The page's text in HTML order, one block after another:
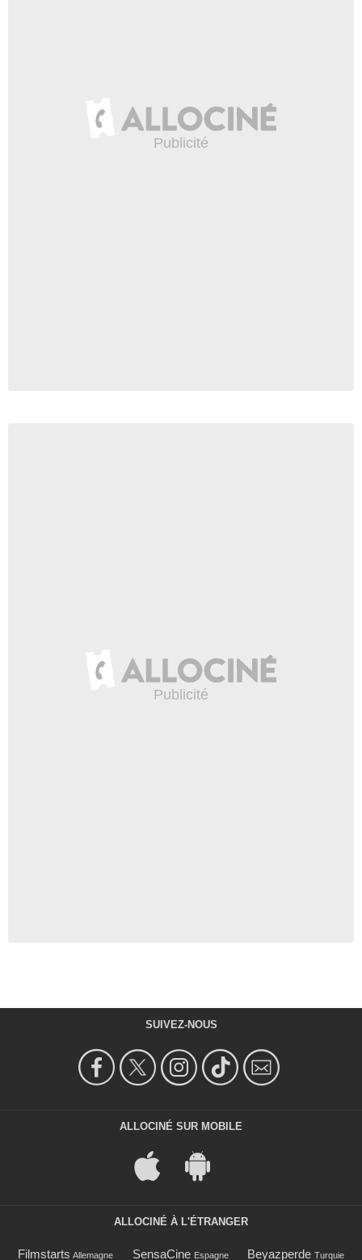
SUIVEZ-NOUS
ALLOCINÉ SUR MOBILE
ALLOCINÉ À L'ÉTRANGER
Filmstarts Allemagne SensaCine Espagne Beyazperde Turquie